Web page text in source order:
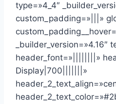
type=»4_4″
custom_padding=»|||»
header_font=»||||||||»
Display|700|||||||»